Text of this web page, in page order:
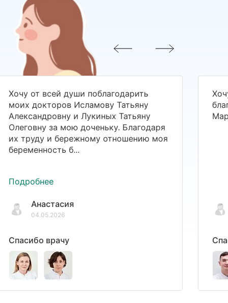
Хочу от всей души поблагодарить
моих докторов Исламову Татьяну
Александровну и Лукиных Татьяну
Олеговну за мою доченьку. Благодаря
их труду и бережному отношению моя
беременность б...
Подробнее
Анастасия
04.05.2026
Спасибо врачу